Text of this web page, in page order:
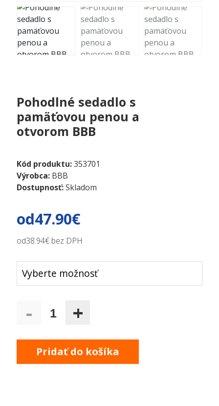
Pohodlné sedadlo s
pamäťovou penou a
otvorom BBB
Kód produktu:353701
Výrobca: BBB
Dostupnosť:Skladom
od47.90€
od38.94€ bez DPH
- 1 +
Pridať do košíka